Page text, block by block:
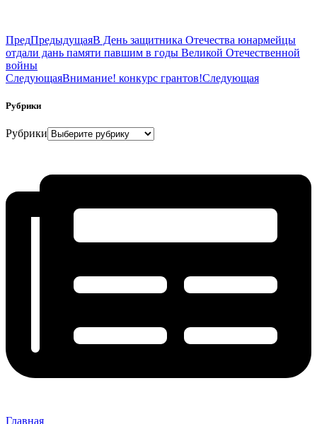
ПредПредыдущаяВ День защитника Отечества юнармейцы
отдали дань памяти павшим в годы Великой Отечественной
войны
СледующаяВнимание! конкурс грантов!Следующая
Рубрики
Рубрики
Главная